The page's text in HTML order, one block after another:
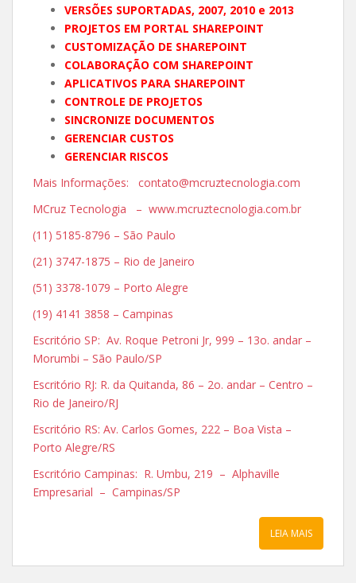
VERSÕES SUPORTADAS, 2007, 2010 e 2013
PROJETOS EM PORTAL SHAREPOINT
CUSTOMIZAÇÃO DE SHAREPOINT
COLABORAÇÃO COM SHAREPOINT
APLICATIVOS PARA SHAREPOINT
CONTROLE DE PROJETOS
SINCRONIZE DOCUMENTOS
GERENCIAR CUSTOS
GERENCIAR RISCOS
Mais Informações: contato@mcruztecnologia.com
MCruz Tecnologia – www.mcruztecnologia.com.br
(11) 5185-8796 – São Paulo
(21) 3747-1875 – Rio de Janeiro
(51) 3378-1079 – Porto Alegre
(19) 4141 3858 – Campinas
Escritório SP: Av. Roque Petroni Jr, 999 – 13o. andar –
Morumbi – São Paulo/SP
Escritório RJ: R. da Quitanda, 86 – 2o. andar – Centro –
Rio de Janeiro/RJ
Escritório RS: Av. Carlos Gomes, 222 – Boa Vista –
Porto Alegre/RS
Escritório Campinas: R. Umbu, 219 – Alphaville
Empresarial – Campinas/SP
LEIA MAIS